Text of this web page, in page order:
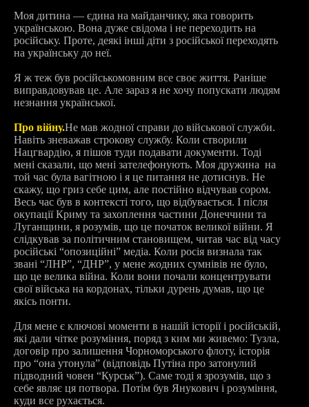
Моя дитина — єдина на майданчику, яка говорить
українською. Вона дуже свідома і не переходить на
російську. Проте, деякі інші діти з російської переходять
на українську до неї.
Я ж теж був російськомовним все своє життя. Раніше
виправдовував це. Але зараз я не хочу попускати людям
незнання української.
Про війну.Не мав жодної справи до військової служби.
Навіть зневажав строкову службу. Коли створили
Нацгвардію, я пішов туди подавати документи. Тоді
мені сказали, що мені зателефонують. Моя дружина на
той час була вагітною і я це питання не дотиснув. Не
скажу, що гриз себе цим, але постійно відчував сором.
Весь час був в контексті того, що відбувається. І після
окупації Криму та захоплення частини Донеччини та
Луганщини, я розумів, що це початок великої війни. Я
слідкував за політичним становищем, читав час від часу
російські “опозиційні” медіа. Коли росія визнала так
звані “ЛНР”, “ДНР”, у мене жодних сумнівів не було,
що це велика війна. Коли вони почали концентрувати
свої війська на кордонах, тільки дурень думав, що це
якісь понти.
Для мене є ключові моменти в нашій історії і російській,
які дали чітке розуміння, поряд з ким ми живемо: Тузла,
договір про залишення Чорноморського флоту, історія
про “она утонула” (відповідь Путіна про затонулий
підводний човен “Курськ”). Саме тоді я зрозумів, що з
себе являє ця потвора. Потім був Янукович і розуміння,
куди все рухається.